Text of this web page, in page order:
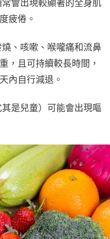
會出現較顯著的全身肌
疲倦。
、咳嗽、喉嚨痛和流鼻
，且可持續較長時間，
內自行減退。
是兒童）可能會出現嘔